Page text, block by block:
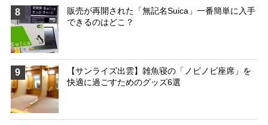
8
販売が再開された「無記名Suica」一番簡単に入手
できるのはどこ？
9
【サンライズ出雲】雑魚寝の「ノビノビ座席」を
快適に過ごすためのグッズ6選